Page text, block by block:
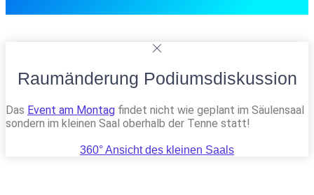
Raumänderung Podiumsdiskussion
Das Event am Montag findet nicht wie geplant im Säulensaal
sondern im kleinen Saal oberhalb der Tenne statt!
360° Ansicht des kleinen Saals